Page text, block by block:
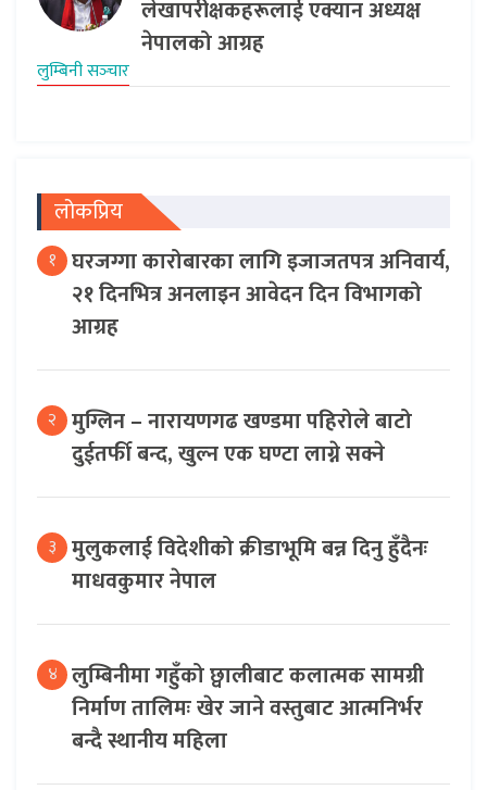
लेखापरीक्षकहरूलाई एक्यान अध्यक्ष
नेपालको आग्रह
लुम्बिनी सञ्‍चार
लोकप्रिय
१ घरजग्गा कारोबारका लागि इजाजतपत्र अनिवार्य,
२१ दिनभित्र अनलाइन आवेदन दिन विभागको
आग्रह
२ मुग्लिन – नारायणगढ खण्डमा पहिरोले बाटो
दुईतर्फी बन्द, खुल्न एक घण्टा लाग्ने सक्ने
३ मुलुकलाई विदेशीको क्रीडाभूमि बन्न दिनु हुँदैनः
माधवकुमार नेपाल
४ लुम्बिनीमा गहुँको छ्वालीबाट कलात्मक सामग्री
निर्माण तालिमः खेर जाने वस्तुबाट आत्मनिर्भर
बन्दै स्थानीय महिला